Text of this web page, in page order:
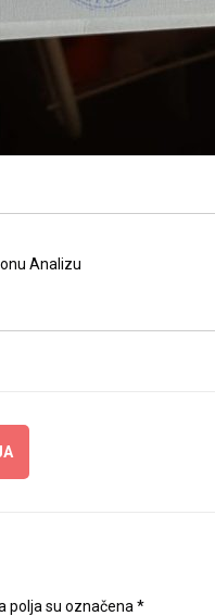
Analizu
polja su označena *